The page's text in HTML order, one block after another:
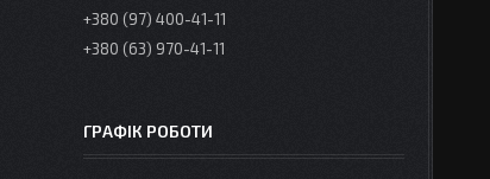
+380 (97) 400-41-11
+380 (63) 970-41-11
ГРАФІК РОБОТИ